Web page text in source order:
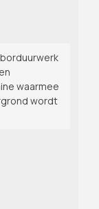
waarmee
wordt